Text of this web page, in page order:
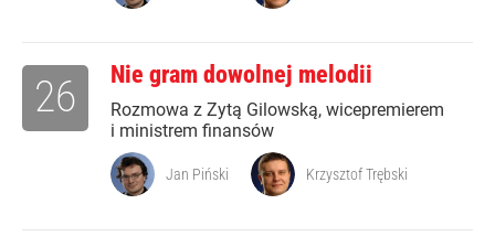
Nie gram dowolnej melodii
Rozmowa z Zytą Gilowską, wicepremierem
i ministrem finansów
26
Jan Piński Krzysztof Trębski